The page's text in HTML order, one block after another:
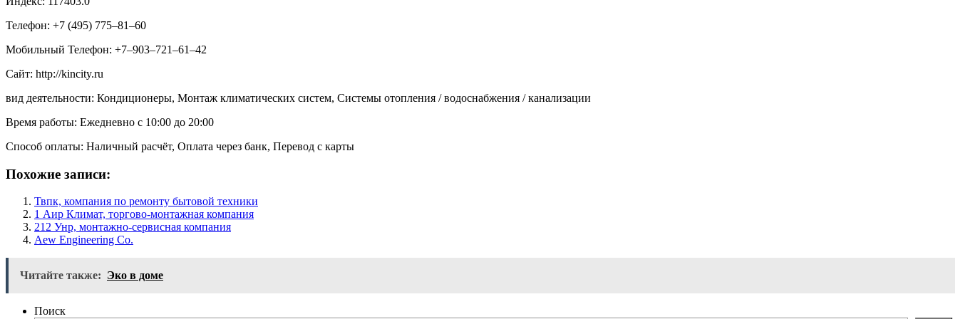
Телефон: +7 (495) 775‒81‒60
Мобильный Телефон: +7‒903‒721‒61‒42
Сайт: http://kincity.ru
вид деятельности: Кондиционеры, Монтаж климатических систем, Системы отопления / водоснабжения / канализации
Время работы: Ежедневно с 10:00 до 20:00
Способ оплаты: Наличный расчёт, Оплата через банк, Перевод с карты
Похожие записи:
Твпк, компания по ремонту бытовой техники
1 Аир Климат, торгово-монтажная компания
212 Унр, монтажно-сервисная компания
Aew Engineering Co.
Читайте также: Эко в доме
Поиск